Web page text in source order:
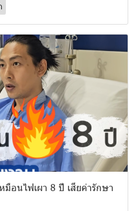
มือนไฟเผา 8 ปี เสียค่ารักษา